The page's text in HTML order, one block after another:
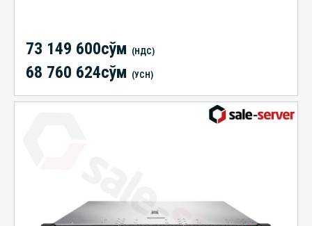
73 149 600сўм (НДС)
68 760 624сўм (УСН)